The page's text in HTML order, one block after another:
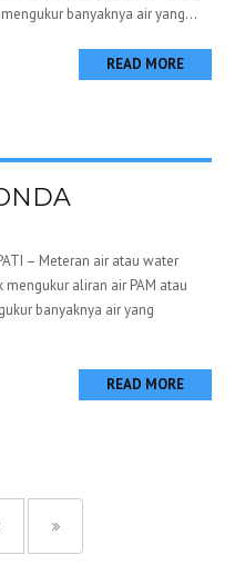
banyaknya air yang...
READ MORE
– Meteran air atau water
aliran air PAM atau
banyaknya air yang
READ MORE